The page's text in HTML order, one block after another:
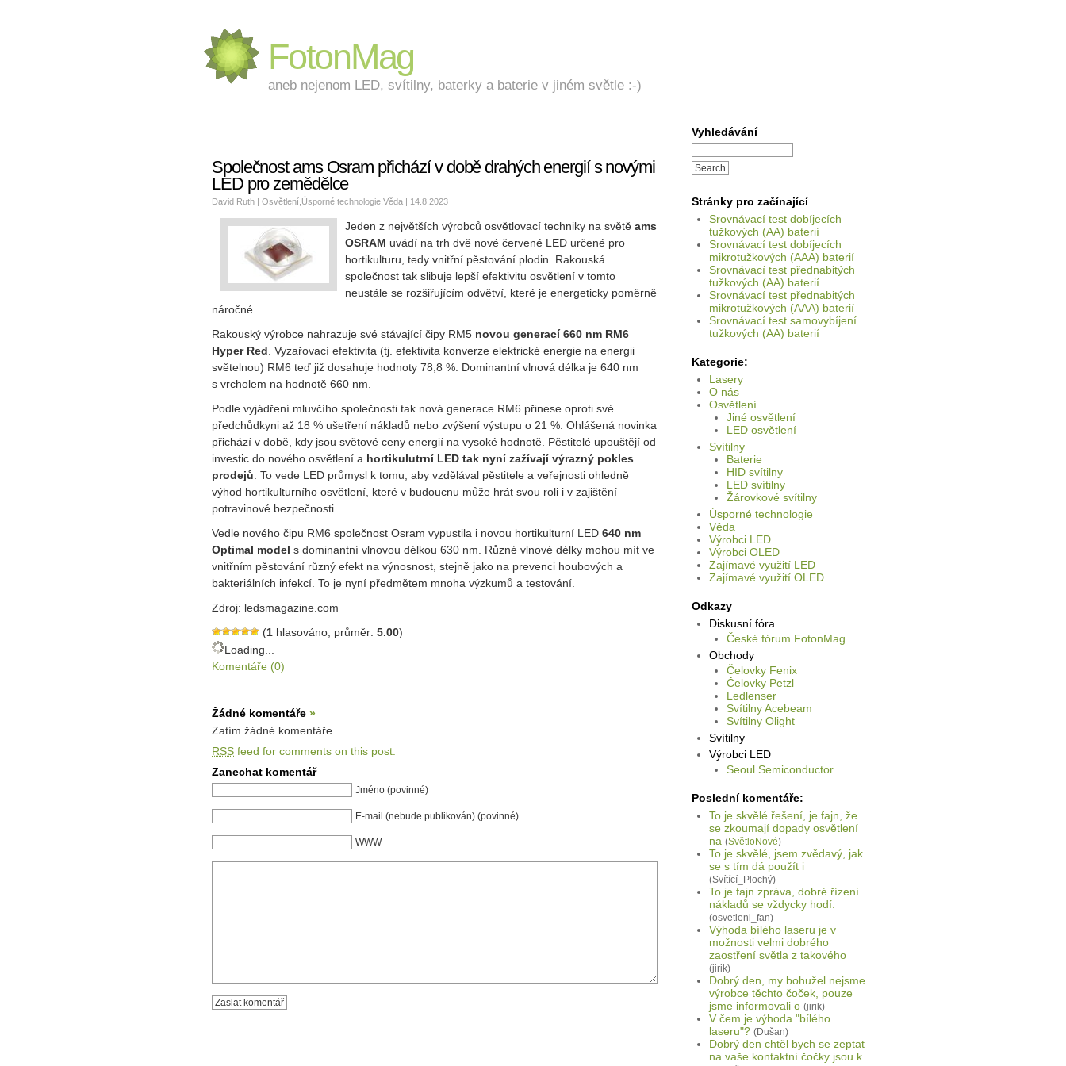
FotonMag
aneb nejenom LED, svítilny, baterky a baterie v jiném světle :-)
Vyhledávání
Stránky pro začínající
Srovnávací test dobíjecích
tužkových (AA) baterií
Srovnávací test dobíjecích
mikrotužkových (AAA) baterií
Srovnávací test přednabitých
tužkových (AA) baterií
Srovnávací test přednabitých
mikrotužkových (AAA) baterií
Srovnávací test samovybíjení
tužkových (AA) baterií
Kategorie:
Lasery
O nás
Osvětlení
Jiné osvětlení
LED osvětlení
Svítilny
Baterie
HID svítilny
LED svítilny
Žárovkové svítilny
Úsporné technologie
Věda
Výrobci LED
Výrobci OLED
Zajímavé využití LED
Zajímavé využití OLED
Odkazy
Diskusní fóra
České fórum FotonMag
Obchody
Čelovky Fenix
Čelovky Petzl
Ledlenser
Svítilny Acebeam
Svítilny Olight
Svítilny
Výrobci LED
Seoul Semiconductor
Poslední komentáře:
To je skvělé řešení, je fajn, že
se zkoumají dopady osvětlení
na (SvětloNové)
To je skvělé, jsem zvědavý, jak
se s tím dá použít i
(Svítící_Plochý)
To je fajn zpráva, dobré řízení
nákladů se vždycky hodí.
(osvetleni_fan)
Výhoda bílého laseru je v
možnosti velmi dobrého
zaostření světla z takového
(jirik)
Dobrý den, my bohužel nejsme
výrobce těchto čoček, pouze
jsme informovali o (jirik)
V čem je výhoda "bílého
laseru"? (Dušan)
Dobrý den chtěl bych se zeptat
na vaše kontaktní čočky jsou k
Společnost ams Osram přichází v době drahých energií s novými
LED pro zemědělce
David Ruth | Osvětlení Úsporné technologie Věda | 14.8.2023
Jeden z největších výrobců osvětlovací techniky na světě ams
OSRAM uvádí na trh dvě nové červené LED určené pro
hortikulturu, tedy vnitřní pěstování plodin. Rakouská
společnost tak slibuje lepší efektivitu osvětlení v tomto
neustále se rozšiřujícím odvětví, které je energeticky poměrně
náročné.
Rakouský výrobce nahrazuje své stávající čipy RM5 novou generací 660 nm RM6
Hyper Red . Vyzařovací efektivita (tj. efektivita konverze elektrické energie na energii
světelnou) RM6 teď již dosahuje hodnoty 78,8 %. Dominantní vlnová délka je 640 nm
s vrcholem na hodnotě 660 nm.
Podle vyjádření mluvčího společnosti tak nová generace RM6 přinese oproti své
předchůdkyni až 18 % ušetření nákladů nebo zvýšení výstupu o 21 %. Ohlášená novinka
přichází v době, kdy jsou světové ceny energií na vysoké hodnotě. Pěstitelé upouštějí od
investic do nového osvětlení a hortikulutrní LED tak nyní zažívají výrazný pokles
prodejů . To vede LED průmysl k tomu, aby vzdělával pěstitele a veřejnosti ohledně
výhod hortikulturního osvětlení, které v budoucnu může hrát svou roli i v zajištění
potravinové bezpečnosti.
Vedle nového čipu RM6 společnost Osram vypustila i novou hortikulturní LED 640 nm
Optimal model s dominantní vlnovou délkou 630 nm. Různé vlnové délky mohou mít ve
vnitřním pěstování různý efekt na výnosnost, stejně jako na prevenci houbových a
bakteriálních infekcí. To je nyní předmětem mnoha výzkumů a testování.
Zdroj: ledsmagazine.com
(1 hlasováno, průměr: 5.00)
Loading...
Komentáře (0)
Žádné komentáře »
Zatím žádné komentáře.
RSS feed for comments on this post.
Zanechat komentář
Jméno (povinné)
E-mail (nebude publikován) (povinné)
WWW